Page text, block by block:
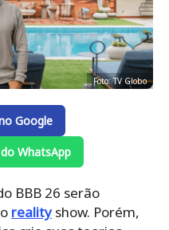
Foto: TV Globo
Google
WhatsApp
BBB 26 serão
realityshow. Porém,